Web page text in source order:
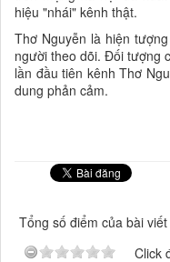
hiệu "nhái" kênh thật.
Thơ Nguyễn là hiện
người theo dõi. Đối tượng
lần đầu tiên kênh Thơ
dung phản cảm.
Tổng số điểm của bài
Click